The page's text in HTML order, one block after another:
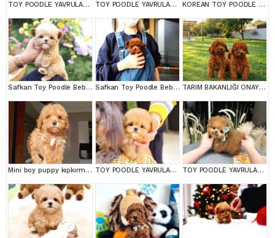
TOY POODLE YAVRULARIM TOY POODLE YAVRULARIM KOREAN TOY POODLE YAVRULARIM
Safkan Toy Poodle Bebeklerimiz Safkan Toy Poodle Bebeklerimiz TARIM BAKANLIĞI ONAYLI A KALİTE TOY YAVRULAR
Mini boy puppy kıpkırmızı ev üretimi TOOY POODLE TOY POODLE YAVRULARIM TOY POODLE YAVRULARIM